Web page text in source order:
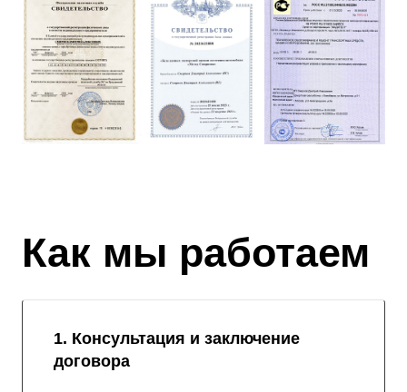
Как мы работаем
1. Консультация и заключение
договора